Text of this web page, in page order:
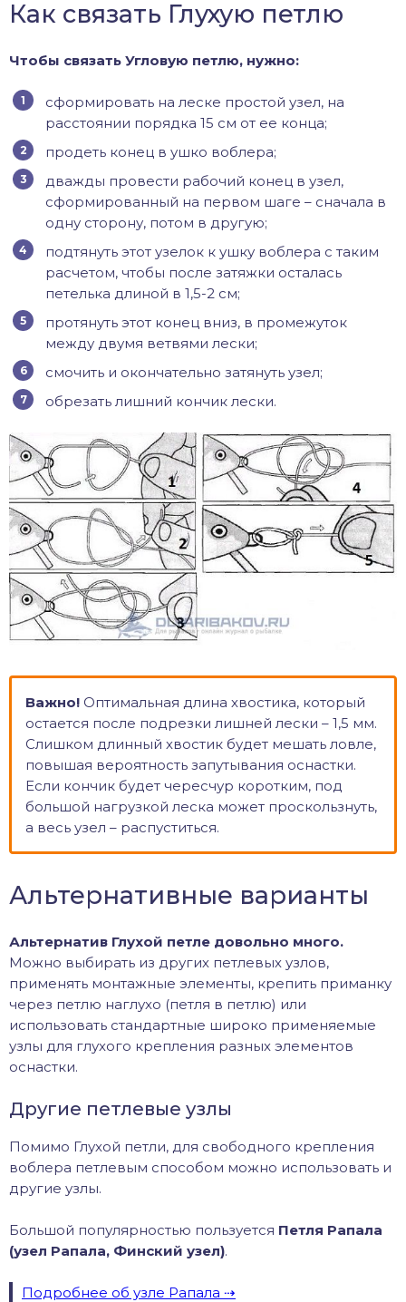
Как связать Глухую петлю
Чтобы связать Угловую петлю, нужно:
сформировать на леске простой узел, на
расстоянии порядка 15 см от ее конца;
продеть конец в ушко воблера;
дважды провести рабочий конец в узел,
сформированный на первом шаге – сначала в
одну сторону, потом в другую;
подтянуть этот узелок к ушку воблера с таким
расчетом, чтобы после затяжки осталась
петелька длиной в 1,5-2 см;
протянуть этот конец вниз, в промежуток
между двумя ветвями лески;
смочить и окончательно затянуть узел;
обрезать лишний кончик лески.
Важно! Оптимальная длина хвостика, который
остается после подрезки лишней лески – 1,5 мм.
Слишком длинный хвостик будет мешать ловле,
повышая вероятность запутывания оснастки.
Если кончик будет чересчур коротким, под
большой нагрузкой леска может проскользнуть,
а весь узел – распуститься.
Альтернативные варианты
Альтернатив Глухой петле довольно много.
Можно выбирать из других петлевых узлов,
применять монтажные элементы, крепить приманку
через петлю наглухо (петля в петлю) или
использовать стандартные широко применяемые
узлы для глухого крепления разных элементов
оснастки.
Другие петлевые узлы
Помимо Глухой петли, для свободного крепления
воблера петлевым способом можно использовать и
другие узлы.
Большой популярностью пользуется Петля Рапала
(узел Рапала, Финский узел).
Подробнее об узле Рапала